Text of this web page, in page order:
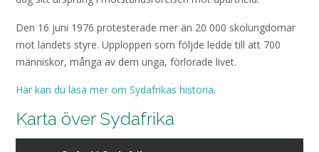
Den 16 juni 1976 protesterade mer än 20 000 skolungdomar
mot landets styre. Upploppen som följde ledde till att 700
människor, många av dem unga, förlorade livet.
Här kan du läsa mer om Sydafrikas historia.
Karta över Sydafrika